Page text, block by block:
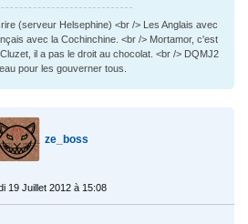
(serveur Helsephine) <br /> Les Anglais avec
avec la Cochinchine. <br /> Mortamor, c'est
il a pas le droit au chocolat. <br /> DQMJ2
pour les gouverner tous.
ze_boss
19 Juillet 2012 à 15:08